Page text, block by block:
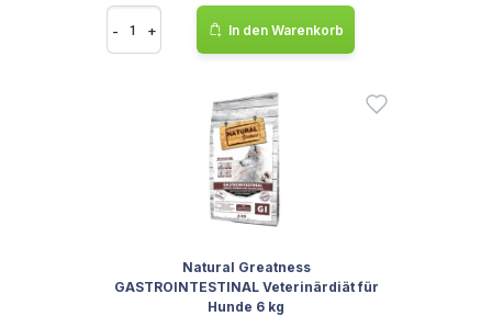
- + In den Warenkorb
Natural Greatness
GASTROINTESTINAL Veterinärdiät für
Hunde 6 kg